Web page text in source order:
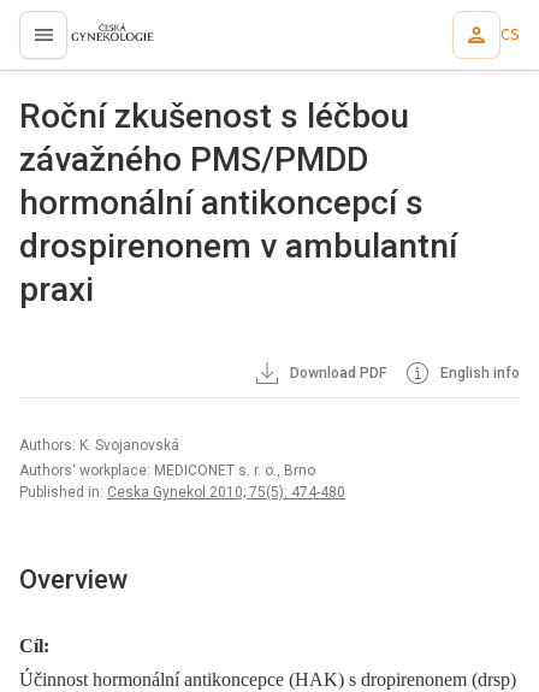
proLékaře.cz CS
Roční zkušenost s léčbou
závažného PMS/PMDD
hormonální antikoncepcí s
drospirenonem v ambulantní
praxi
Download PDF English info
Authors: K. Svojanovská
Authors‘ workplace: MEDICONET s. r. o., Brno
Published in: Ceska Gynekol 2010; 75(5): 474-480
Overview
Cíl:
Účinnost hormonální antikoncepce (HAK) s dropirenonem (drsp)